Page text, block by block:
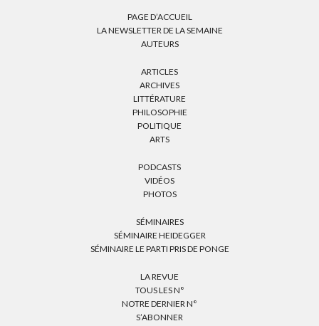
PAGE D’ACCUEIL
LA NEWSLETTER DE LA SEMAINE
AUTEURS
ARTICLES
ARCHIVES
LITTÉRATURE
PHILOSOPHIE
POLITIQUE
ARTS
PODCASTS
VIDÉOS
PHOTOS
SÉMINAIRES
SÉMINAIRE HEIDEGGER
SÉMINAIRE LE PARTI PRIS DE PONGE
LA REVUE
TOUS LES N°
NOTRE DERNIER N°
S’ABONNER